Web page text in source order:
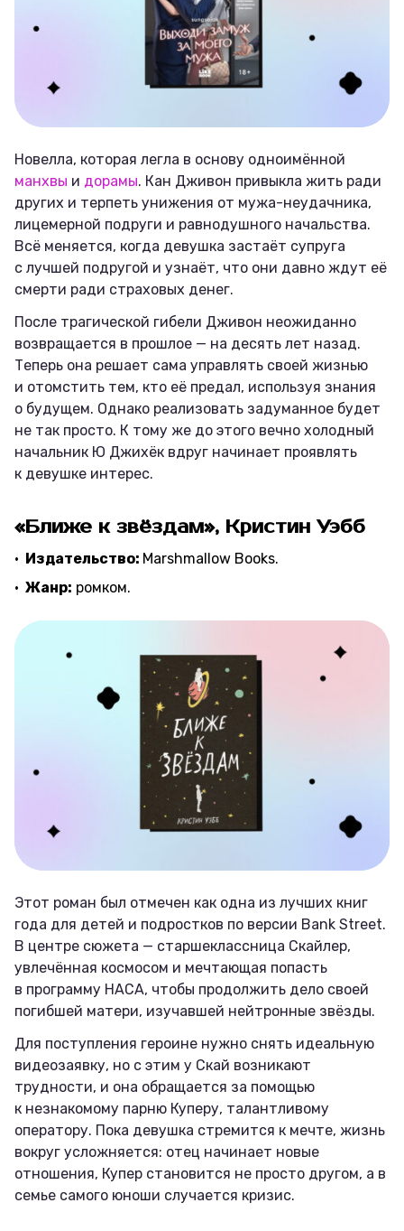
Новелла, которая легла в основу одноимённой
манхвы и дорамы. Кан Дживон привыкла жить ради
других и терпеть унижения от мужа-неудачника,
лицемерной подруги и равнодушного начальства.
Всё меняется, когда девушка застаёт супруга
с лучшей подругой и узнаёт, что они давно ждут её
смерти ради страховых денег.
После трагической гибели Дживон неожиданно
возвращается в прошлое — на десять лет назад.
Теперь она решает сама управлять своей жизнью
и отомстить тем, кто её предал, используя знания
о будущем. Однако реализовать задуманное будет
не так просто. К тому же до этого вечно холодный
начальник Ю Джихёк вдруг начинает проявлять
к девушке интерес.
«Ближе к звёздам», Кристин Уэбб
Издательство: Marshmallow Books.
Жанр: ромком.
Этот роман был отмечен как одна из лучших книг
года для детей и подростков по версии Bank Street.
В центре сюжета — старшеклассница Скайлер,
увлечённая космосом и мечтающая попасть
в программу НАСА, чтобы продолжить дело своей
погибшей матери, изучавшей нейтронные звёзды.
Для поступления героине нужно снять идеальную
видеозаявку, но с этим у Скай возникают
трудности, и она обращается за помощью
к незнакомому парню Куперу, талантливому
оператору. Пока девушка стремится к мечте, жизнь
вокруг усложняется: отец начинает новые
отношения, Купер становится не просто другом, а в
семье самого юноши случается кризис.